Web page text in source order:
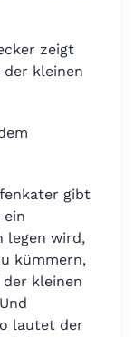
zeigt
der kleinen
gibt
ein
legen wird,
kümmern,
kleinen
lautet der